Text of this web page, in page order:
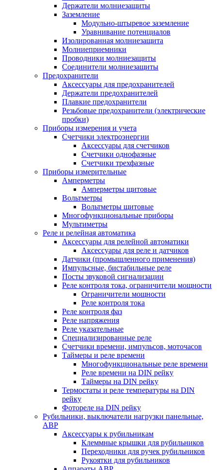
Держатели молниезащиты
Заземление
Модульно-штыревое заземление
Уравнивание потенциалов
Изолированная молниезащита
Молниеприемники
Проводники молниезащиты
Соединители молниезащиты
Предохранители
Аксессуары для предохранителей
Держатели предохранителей
Плавкие предохранители
Резьбовые предохранители (электрические
пробки)
Приборы измерения и учета
Счетчики электроэнергии
Аксессуары для счетчиков
Счетчики однофазные
Счетчики трехфазные
Приборы измерительные
Амперметры
Амперметры щитовые
Вольтметры
Вольтметры щитовые
Многофункциональные приборы
Мультиметры
Реле и релейная автоматика
Аксессуары для релейной автоматики
Аксессуары для реле и датчиков
Датчики (промышленного применения)
Импульсные, бистабильные реле
Посты звуковой сигнализации
Реле контроля тока, ограничители мощности
Ограничители мощности
Реле контроля тока
Реле контроля фаз
Реле напряжения
Реле указательные
Специализированные реле
Счетчики времени, импульсов, моточасов
Таймеры и реле времени
Многофункциональные реле времени
Реле времени на DIN рейку
Таймеры на DIN рейку
Термостаты и реле температуры на DIN
рейку
Фотореле на DIN рейку
Рубильники, выключатели нагрузки панельные,
АВР
Аксессуары к рубильникам
Клеммные крышки для рубильников
Переходники для ручек рубильников
Рукоятки для рубильников